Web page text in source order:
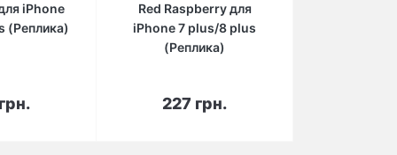
iPhone
(Реплика)
Red Raspberry для
iPhone 7 plus/8 plus
(Реплика)
227 грн.
В корзину